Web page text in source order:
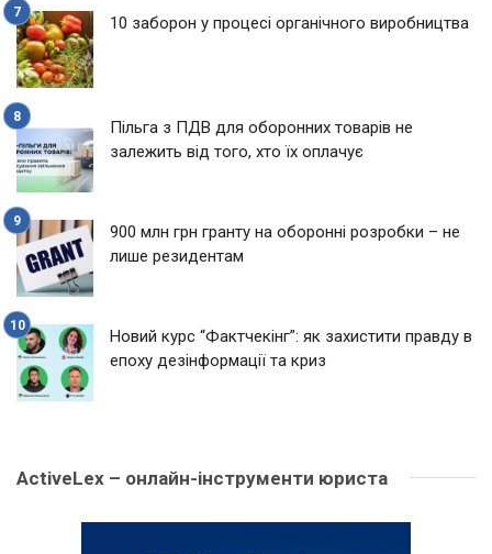
10 заборон у процесі органічного виробництва
Пільга з ПДВ для оборонних товарів не
залежить від того, хто їх оплачує
900 млн грн гранту на оборонні розробки – не
лише резидентам
Новий курс “Фактчекінг”: як захистити правду в
епоху дезінформації та криз
ActiveLex – онлайн-інструменти юриста